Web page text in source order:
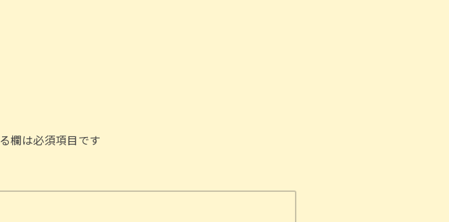
欄は必須項目です